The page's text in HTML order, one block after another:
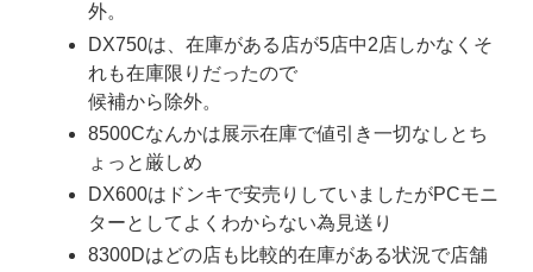
外。
DX750は、在庫がある店が5店中2店しかなくそ
れも在庫限りだったので
候補から除外。
8500Cなんかは展示在庫で値引き一切なしとち
ょっと厳しめ
DX600はドンキで安売りしていましたがPCモニ
ターとしてよくわからない為見送り
8300Dはどの店も比較的在庫がある状況で店舗